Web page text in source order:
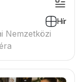
Hír
Nemzetközi